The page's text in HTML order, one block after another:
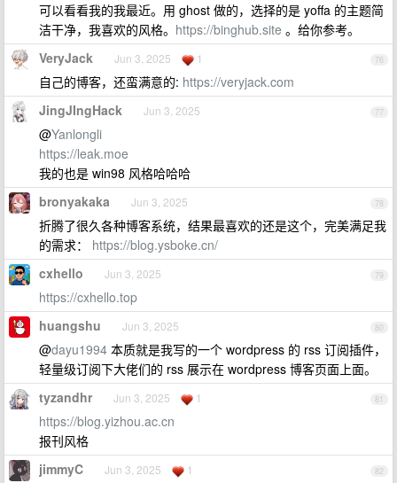
可以看看我的我最近。用 ghost 做的，选择的是 yoffa 的主题简
洁干净，我喜欢的风格。 https://binghub.site 。给你参考。
76
VeryJack Jun 3, 2025 1
自己的博客，还蛮满意的: https://veryjack.com
77
JingJIngHack Jun 3, 2025
@Yanlongli
https://leak.moe
我的也是 win98 风格哈哈哈
78
bronyakaka Jun 3, 2025
折腾了很久各种博客系统，结果最喜欢的还是这个，完美满足我
的需求： https://blog.ysboke.cn/
79
cxhello Jun 3, 2025
https://cxhello.top
80
huangshu Jun 3, 2025
@dayu1994 本质就是我写的一个 wordpress 的 rss 订阅插件，
轻量级订阅下大佬们的 rss 展示在 wordpress 博客页面上面。
81
tyzandhr Jun 3, 2025 1
https://blog.yizhou.ac.cn
报刊风格
82
jimmyC Jun 3, 2025 1